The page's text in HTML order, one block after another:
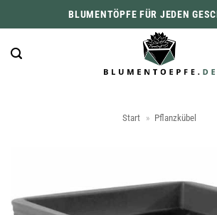
Inhalt
springen
BLUMENTÖPFE FÜR JEDEN
Start » Pflanzkübel